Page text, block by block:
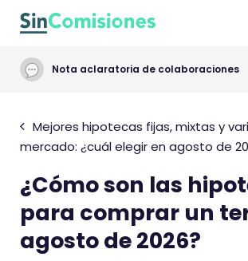
Nota aclaratoria de colaboraciones
Mejores hipotecas fijas, mixtas y
mercado: ¿cuál elegir en agosto de
¿Cómo son las
para comprar un
agosto de 2026?